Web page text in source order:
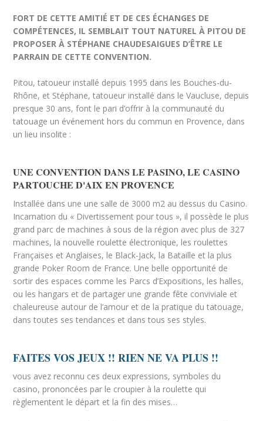
FORT DE CETTE AMITIÉ ET DE CES ÉCHANGES DE
COMPÉTENCES, IL SEMBLAIT TOUT NATUREL À PITOU DE
PROPOSER À STÉPHANE CHAUDESAIGUES D’ÊTRE LE
PARRAIN DE CETTE CONVENTION.
Pitou, tatoueur installé depuis 1995 dans les Bouches-du-
Rhône, et Stéphane, tatoueur installé dans le Vaucluse, depuis
presque 30 ans, font le pari d’offrir à la communauté du
tatouage un événement hors du commun en Provence, dans
un lieu insolite :
UNE CONVENTION DANS LE PASINO, LE CASINO
PARTOUCHE D'AIX EN PROVENCE
Installée dans une une salle de 3000 m2 au dessus du Casino.
Incarnation du « Divertissement pour tous », il possède le plus
grand parc de machines à sous de la région avec plus de 327
machines, la nouvelle roulette électronique, les roulettes
Françaises et Anglaises, le Black-Jack, la Bataille et la plus
grande Poker Room de France. Une belle opportunité de
sortir des espaces comme les Parcs d’Expositions, les halles,
ou les hangars et de partager une grande fête conviviale et
chaleureuse autour de l’amour et de la pratique du tatouage,
dans toutes ses tendances et dans tous ses styles.
FAITES VOS JEUX !! RIEN NE VA PLUS !!
vous avez reconnu ces deux expressions, symboles du
casino, prononcées par le croupier à la roulette qui
règlementent le départ et la fin des mises…